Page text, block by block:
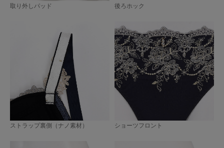
取り外しパッド 後ろホック
ストラップ裏側（ナノ素材） ショーツフロント